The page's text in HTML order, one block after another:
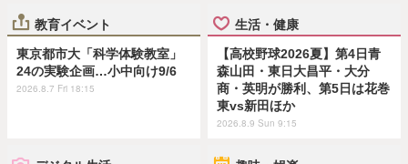
教育イベント
東京都市大「科学体験教室」
24の実験企画…小中向け9/6
2026.8.7 Fri 18:15
生活・健康
【高校野球2026夏】第4日青
森山田・東日大昌平・大分
商・英明が勝利、第5日は花巻
東vs新田ほか
2026.8.9 Sun 9:15